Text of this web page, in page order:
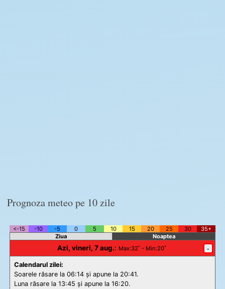
Prognoza meteo pe 10 zile
<-15 -10 -5 0 5 10 15 20 25 30
35+
Ziua
Noaptea
Azi, vineri, 7 aug.: Max:32˚ - Min:20˚ -
Calendarul zilei:
Soarele răsare la 06:14 și apune la 20:41.
Luna răsare la 13:45 și apune la 16:20.